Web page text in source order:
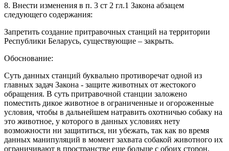
8. Внести изменения в п. 3 ст 2 гл.1 Закона абзацем
следующего содержания:
Запретить создание притравочных станций на территории
Республики Беларусь, существующие – закрыть.
Обоснование:
Суть данных станций буквально противоречат одной из
главных задач Закона - защите животных от жестокого
обращения. В суть притравочной станции заложено
поместить дикое животное в ограниченные и огороженные
условия, чтобы в дальнейшем натравить охотничью собаку на
это животное, у которого в данных условиях нету
возможности ни защититься, ни убежать, так как во время
данных манипуляций в момент захвата собакой животного их
ограничивают в пространстве еще больше с обоих сторон,